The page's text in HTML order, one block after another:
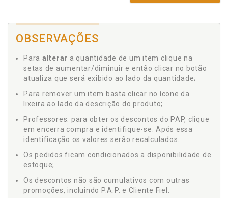
OBSERVAÇÕES
Para alterar a quantidade de um item clique na
setas de aumentar/diminuir e então clicar no botão
atualiza que será exibido ao lado da quantidade;
Para remover um item basta clicar no ícone da
lixeira ao lado da descrição do produto;
Professores: para obter os descontos do PAP, clique
em encerra compra e identifique-se. Após essa
identificação os valores serão recalculados.
Os pedidos ficam condicionados a disponibilidade de
estoque;
Os descontos não são cumulativos com outras
promoções, incluindo P.A.P. e Cliente Fiel.